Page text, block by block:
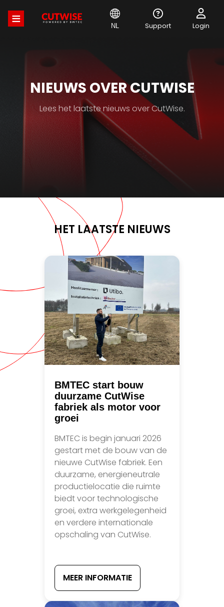
en
naar
de
NL Support Login
NIEUWS OVER CUTWISE
Lees het laatste nieuws over CutWise.
HET LAATSTE NIEUWS
BMTEC start bouw
duurzame CutWise
fabriek als motor voor
groei
BMTEC is begin januari 2026
gestart met de bouw van de
nieuwe CutWise fabriek. Een
duurzame, energieneutrale
productielocatie die ruimte
biedt voor technologische
groei, extra werkgelegenheid
en verdere internationale
opschaling van CutWise.
MEER INFORMATIE